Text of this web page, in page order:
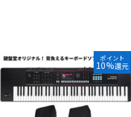
ポイント
10%還元